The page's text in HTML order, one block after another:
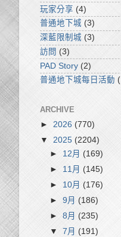
玩家分享 (4)
普通地下城 (3)
深藍限制城 (3)
訪問 (3)
PAD Story (2)
普通地下城每日活動
ARCHIVE
► 2026 (770)
▼ 2025 (2204)
► 12月 (169)
► 11月 (145)
► 10月(176)
►9月(186)
►8月 (235)
▼7月(191)